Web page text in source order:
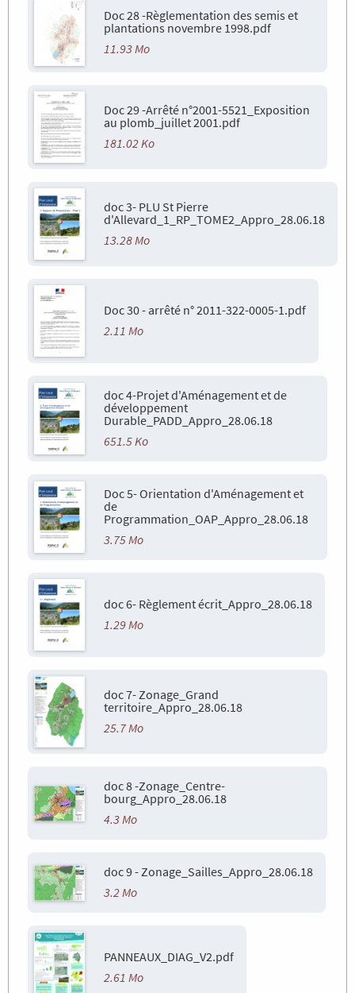
Doc 28 -Règlementation des semis et
plantations novembre 1998.pdf
11.93 Mo
Doc 29 -Arrêté n°2001-5521_Exposition
au plomb_juillet 2001.pdf
181.02 Ko
doc 3- PLU St Pierre
d'Allevard_1_RP_TOME2_Appro_28.06.18
13.28 Mo
Doc 30 - arrêté n° 2011-322-0005-1.pdf
2.11 Mo
doc 4-Projet d'Aménagement et de
développement
Durable_PADD_Appro_28.06.18
651.5 Ko
Doc 5- Orientation d'Aménagement et
de
Programmation_OAP_Appro_28.06.18
3.75 Mo
doc 6- Règlement écrit_Appro_28.06.18
1.29 Mo
doc 7- Zonage_Grand
territoire_Appro_28.06.18
25.7 Mo
doc 8 -Zonage_Centre-
bourg_Appro_28.06.18
4.3 Mo
doc 9 - Zonage_Sailles_Appro_28.06.18
3.2 Mo
PANNEAUX_DIAG_V2.pdf
2.61 Mo